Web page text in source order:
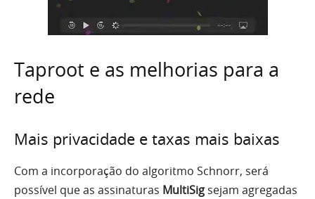
Taproot e as melhorias para a
rede
Mais privacidade e taxas mais baixas
Com a incorporação do algoritmo Schnorr, será
possível que as assinaturas MultiSig sejam agregadas